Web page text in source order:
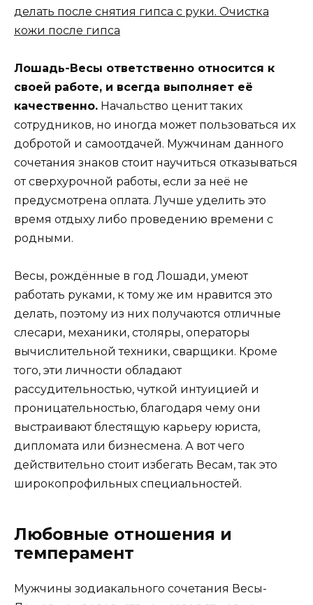
делать после снятия гипса с руки. Очистка
кожи после гипса
Лошадь-Весы ответственно относится к
своей работе, и всегда выполняет её
качественно. Начальство ценит таких
сотрудников, но иногда может пользоваться их
добротой и самоотдачей. Мужчинам данного
сочетания знаков стоит научиться отказываться
от сверхурочной работы, если за неё не
предусмотрена оплата. Лучше уделить это
время отдыху либо проведению времени с
родными.
Весы, рождённые в год Лошади, умеют
работать руками, к тому же им нравится это
делать, поэтому из них получаются отличные
слесари, механики, столяры, операторы
вычислительной техники, сварщики. Кроме
того, эти личности обладают
рассудительностью, чуткой интуицией и
проницательностью, благодаря чему они
выстраивают блестящую карьеру юриста,
дипломата или бизнесмена. А вот чего
действительно стоит избегать Весам, так это
широкопрофильных специальностей.
Любовные отношения и
темперамент
Мужчины зодиакального сочетания Весы-